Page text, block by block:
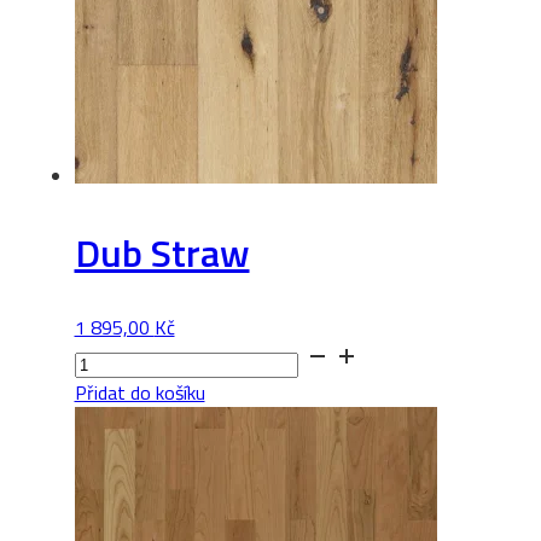
Dub Straw
1 895,00 Kč
Dub
Straw
množství
Přidat do košíku